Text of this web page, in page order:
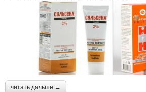
читать дальше →